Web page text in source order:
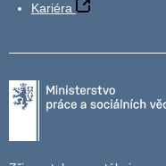
Kariéra